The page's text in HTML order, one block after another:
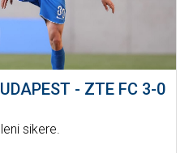
- ZTE FC 3-0
sikere.